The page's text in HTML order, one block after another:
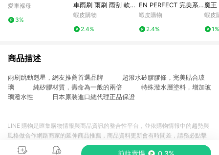
愛車褓母
3%
車雨刷 雨刷 雨刮 軟骨
雨刷 雨刷器 CR-V UR-
CIVI
蝦皮購物
2.4%
EN PERFECT 完美系
列 5W40 全合成 汽車
4L SN
蝦皮購物
2.4%
魔
定
蝦皮
1%
商品描述
雨刷跳動剋星，網友推薦首選品牌 超潑水矽膠膠條，完美貼合玻
璃 純矽膠材質，壽命為一般的兩倍 特殊潑水層塗料，增加玻
璃潑水性 日本原裝進口總代理正品保證
前往賣場 0.3%
LINE 購物是匯集購物情報與商品資訊的整合性平台，並依購物情報中的趨勢與
風格做合作網路商家的延伸商品推薦，商品資料更新會有時間差，請務必點擊
商品至各合作網路商家，確認現售價與購物條件，一切資訊以合作廠商網頁為